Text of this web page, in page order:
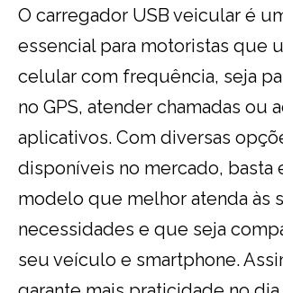
O carregador USB veicular é
essencial para motoristas que
celular com frequência, seja
no GPS, atender chamadas ou
aplicativos. Com diversas
disponíveis no mercado, basta
modelo que melhor atenda às
necessidades e que seja
seu veículo e smartphone.